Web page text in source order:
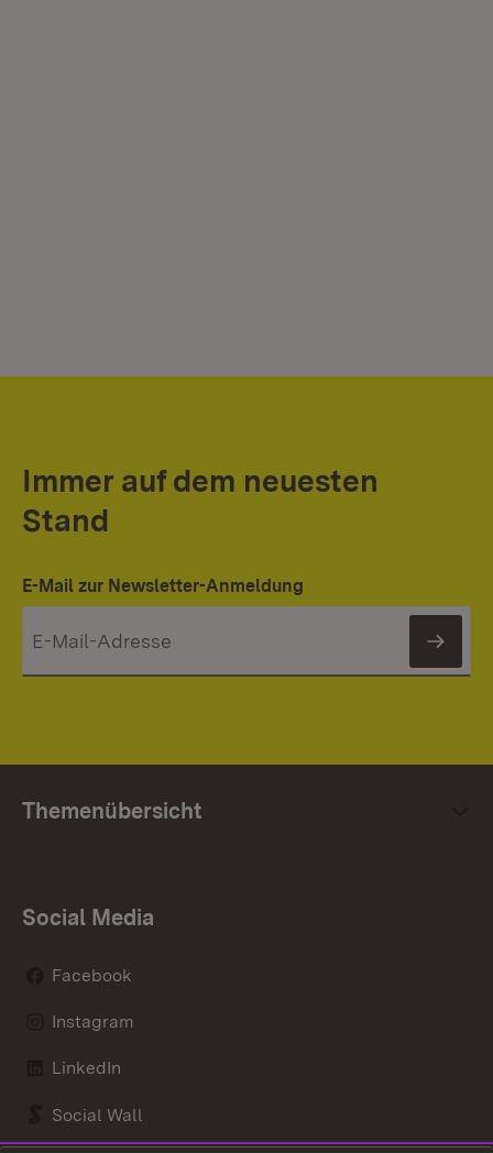
Immer auf dem neuesten
Stand
E-Mail zur Newsletter-Anmeldung
Themenübersicht
Social Media
Facebook
Instagram
LinkedIn
Social Wall